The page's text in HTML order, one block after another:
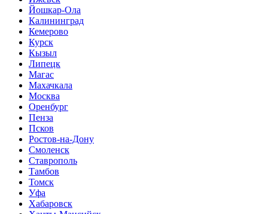
Йошкар-Ола
Калининград
Кемерово
Курск
Кызыл
Липецк
Магас
Махачкала
Москва
Оренбург
Пенза
Псков
Ростов-на-Дону
Смоленск
Ставрополь
Тамбов
Томск
Уфа
Хабаровск